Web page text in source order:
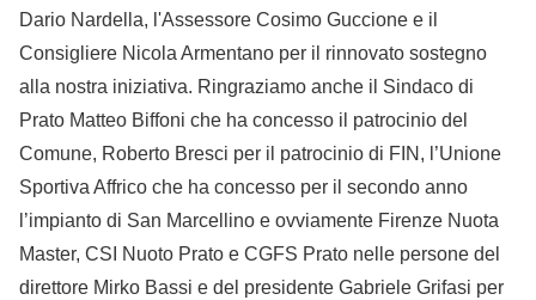
Dario Nardella, l'Assessore Cosimo Guccione e il
Consigliere Nicola Armentano per il rinnovato sostegno
alla nostra iniziativa. Ringraziamo anche il Sindaco di
Prato Matteo Biffoni che ha concesso il patrocinio del
Comune, Roberto Bresci per il patrocinio di FIN, l’Unione
Sportiva Affrico che ha concesso per il secondo anno
l’impianto di San Marcellino e ovviamente Firenze Nuota
Master, CSI Nuoto Prato e CGFS Prato nelle persone del
direttore Mirko Bassi e del presidente Gabriele Grifasi per